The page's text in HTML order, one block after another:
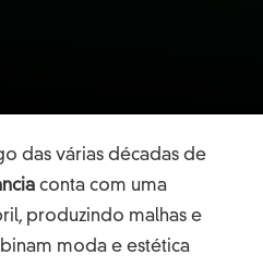
das várias décadas de
conta com uma
produzindo malhas e
moda e estética